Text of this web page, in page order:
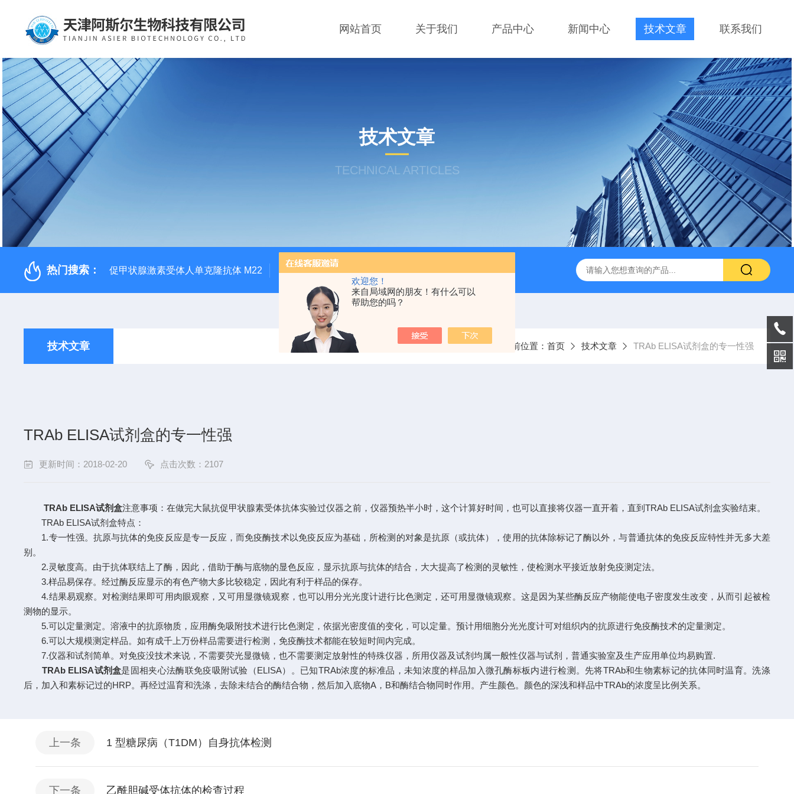
欢迎您！
来自局域网的朋友！有什么可以
帮助您的吗？
网站首页 关于我们 产品中心 新闻中心 技术文章 联系我们
技术文章
TECHNICAL ARTICLES
热门搜索： 促甲状腺激素受体人单克隆抗体 M22 甲状腺自免-TRAb ELISA试剂盒 RSR 乙酰胆碱受体抗体ELISA试剂盒 神经免疫-RSR 水通道蛋白4抗体ELISA试剂盒
技术文章 当前位置： 首页 技术文章 TRAb ELISA试剂盒的专一性强
TRAb ELISA试剂盒的专一性强
更新时间：2018-02-20 点击次数：2107
TRAb ELISA试剂盒注意事项：在做完大鼠抗促甲状腺素受体抗体实验过仪器之前，仪器预热半小时，这个计算好时间，也可以直接将仪器一直开着，直到TRAb ELISA试剂盒实验结束。
TRAb ELISA试剂盒特点：
1.专一性强。抗原与抗体的免疫反应是专一反应，而免疫酶技术以免疫反应为基础，所检测的对象是抗原（或抗体），使用的抗体除标记了酶以外，与普通抗体的免疫反应特性并无多大差
别。
2.灵敏度高。由于抗体联结上了酶，因此，借助于酶与底物的显色反应，显示抗原与抗体的结合，大大提高了检测的灵敏性，使检测水平接近放射免疫测定法。
3.样品易保存。经过酶反应显示的有色产物大多比较稳定，因此有利于样品的保存。
4.结果易观察。对检测结果即可用肉眼观察，又可用显微镜观察，也可以用分光光度计进行比色测定，还可用显微镜观察。这是因为某些酶反应产物能使电子密度发生改变，从而引起被检
测物的显示。
5.可以定量测定。溶液中的抗原物质，应用酶免吸附技术进行比色测定，依据光密度值的变化，可以定量。预计用细胞分光光度计可对组织内的抗原进行免疫酶技术的定量测定。
6.可以大规模测定样品。如有成千上万份样品需要进行检测，免疫酶技术都能在较短时间内完成。
7.仪器和试剂简单。对免疫没技术来说，不需要荧光显微镜，也不需要测定放射性的特殊仪器，所用仪器及试剂均属一般性仪器与试剂，普通实验室及生产应用单位均易购置.
TRAb ELISA试剂盒是固相夹心法酶联免疫吸附试验（ELISA）。已知TRAb浓度的标准品，未知浓度的样品加入微孔酶标板内进行检测。先将TRAb和生物素标记的抗体同时温育。洗涤
后，加入和素标记过的HRP。再经过温育和洗涤，去除未结合的酶结合物，然后加入底物A，B和酶结合物同时作用。产生颜色。颜色的深浅和样品中TRAb的浓度呈比例关系。
上一条 1 型糖尿病（T1DM）自身抗体检测
下一条 乙酰胆碱受体抗体的检查过程